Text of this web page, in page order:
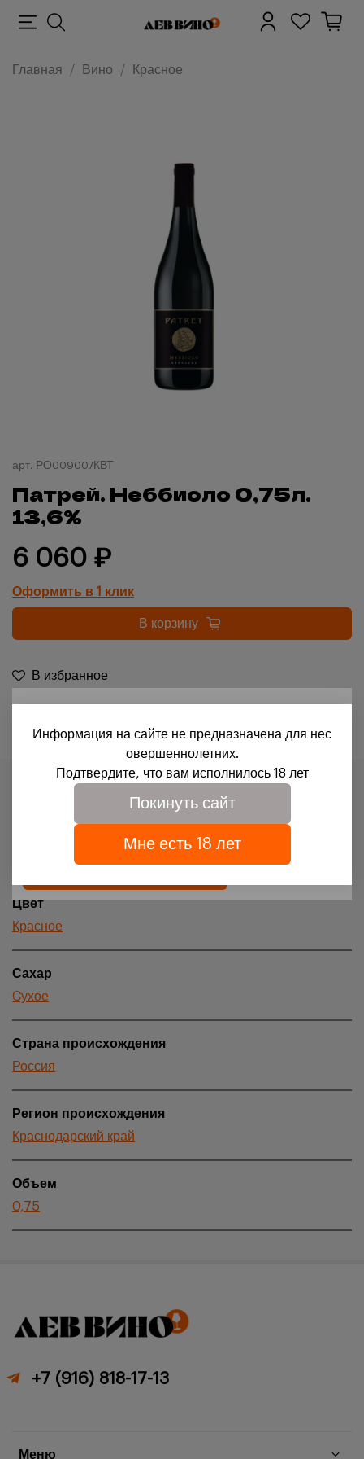
Главная Вино Красное
арт. РО009007КВТ
Патрей. Неббиоло 0,75л.
13,6%
В избранное
6 060 ₽
Оформить в 1 клик
В корзину
Характеристики
Цвет
Красное
Сахар
Cухое
Страна происхождения
Россия
Регион происхождения
Краснодарский край
Объем
0,75
Меню
+7 (916) 818-17-13
Для доступа на сайт необходимо подтвердить свое
совершеннолетие и согласие на обработку файлов
cookies.
Подробности можно узнать в нашей
обработки персональных данных
Подтверждаю
Информация на сайте не предназначена для нес
овершеннолетних.
Подтвердите, что вам исполнилось 18 лет
Покинуть сайт
Мне есть 18 лет